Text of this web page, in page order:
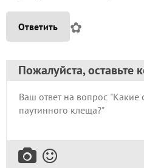
Ответить ✿
Пожалуйста, оставьте